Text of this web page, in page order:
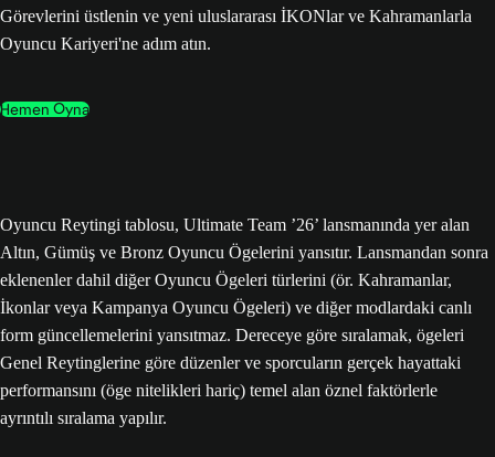
Görevlerini üstlenin ve yeni uluslararası İKONlar ve Kahramanlarla
Oyuncu Kariyeri'ne adım atın.
Hemen Oyna
Oyuncu Reytingi tablosu, Ultimate Team ’26’ lansmanında yer alan
Altın, Gümüş ve Bronz Oyuncu Ögelerini yansıtır. Lansmandan sonra
eklenenler dahil diğer Oyuncu Ögeleri türlerini (ör. Kahramanlar,
İkonlar veya Kampanya Oyuncu Ögeleri) ve diğer modlardaki canlı
form güncellemelerini yansıtmaz. Dereceye göre sıralamak, ögeleri
Genel Reytinglerine göre düzenler ve sporcuların gerçek hayattaki
performansını (öge nitelikleri hariç) temel alan öznel faktörlerle
ayrıntılı sıralama yapılır.